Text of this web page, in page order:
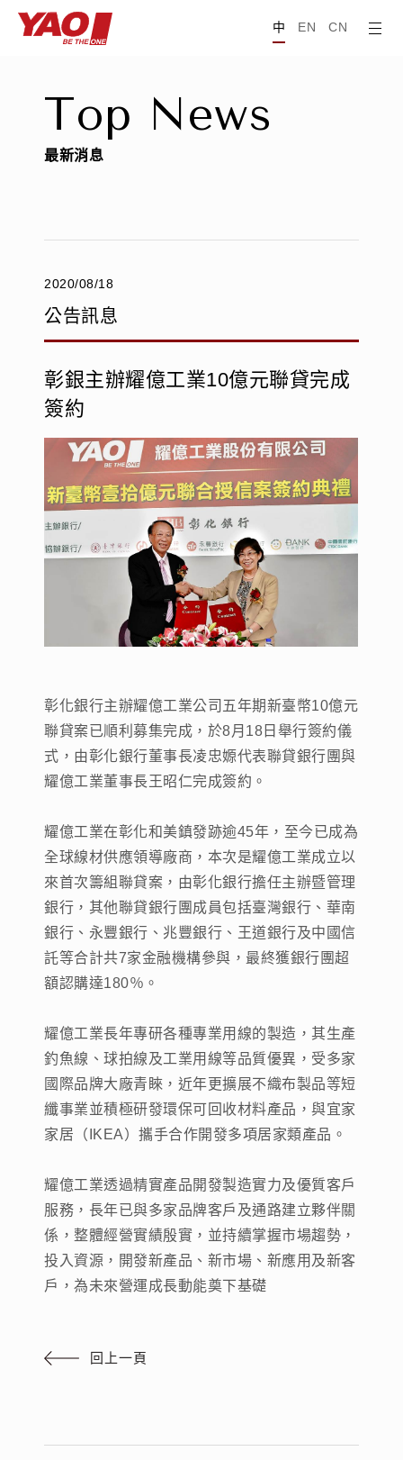
中 EN CN
Top News
最新消息
2020/08/18
公告訊息
彰銀主辦耀億工業10億元聯貸完成
簽約
彰化銀行主辦耀億工業公司五年期新臺幣10億元
聯貸案已順利募集完成，於8月18日舉行簽約儀
式，由彰化銀行董事長凌忠嫄代表聯貸銀行團與
耀億工業董事長王昭仁完成簽約。
耀億工業在彰化和美鎮發跡逾45年，至今已成為
全球線材供應領導廠商，本次是耀億工業成立以
來首次籌組聯貸案，由彰化銀行擔任主辦暨管理
銀行，其他聯貸銀行團成員包括臺灣銀行、華南
銀行、永豐銀行、兆豐銀行、王道銀行及中國信
託等合計共7家金融機構參與，最終獲銀行團超
額認購達180％。
耀億工業長年專研各種專業用線的製造，其生產
釣魚線、球拍線及工業用線等品質優異，受多家
國際品牌大廠青睞，近年更擴展不織布製品等短
纖事業並積極研發環保可回收材料產品，與宜家
家居（IKEA）攜手合作開發多項居家類產品。
耀億工業透過精實產品開發製造實力及優質客戶
服務，長年已與多家品牌客戶及通路建立夥伴關
係，整體經營實績殷實，並持續掌握市場趨勢，
投入資源，開發新產品、新市場、新應用及新客
戶，為未來營運成長動能奠下基礎
回上一頁